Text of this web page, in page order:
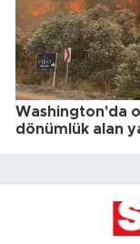
Washington'da
dönümlük alan